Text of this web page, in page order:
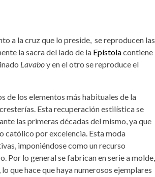
a la cruz que lo preside, se reproducen las
la sacra del lado de la Epístolacontiene
Lavaboy en el otro se reproduce el
de los elementos más habituales de la
Esta recuperación estilística se
las primeras décadas del mismo, ya que
católico por excelencia. Esta moda
imponiéndose como un recurso
Por lo general se fabrican en serie a molde,
que hace que haya numerosos ejemplares